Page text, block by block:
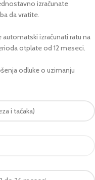
izračunate
da vratite.
izračunati ratu na
otplate od 12 meseci.
odluke o uzimanju